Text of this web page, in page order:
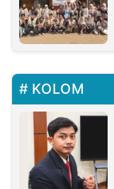
KOLOM